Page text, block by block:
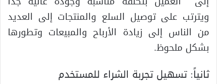
ويترتب على توصيل السلع والمنتجات إلى العديد
من الناس إلى زيادة الأرباح والمبيعات وتطورها
بشكل ملحوظ.
ثانياً: تسهيل تجربة الشراء للمستخدم